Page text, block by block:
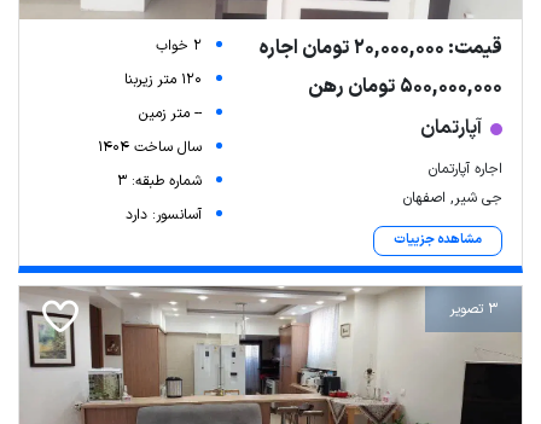
قیمت: 20,000,000 تومان اجاره
500,000,000 تومان رهن
آپارتمان
اجاره آپارتمان
جی شیر, اصفهان
مشاهده جزییات
2 خواب
120 متر زیربنا
-- متر زمین
سال ساخت 1404
شماره طبقه: 3
آسانسور: دارد
3 تصویر